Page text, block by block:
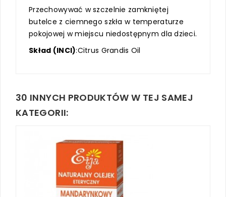
Przechowywać w szczelnie zamkniętej
butelce z ciemnego szkła w temperaturze
pokojowej w miejscu niedostępnym dla dzieci.
Skład (INCI):Citrus Grandis Oil
30 INNYCH PRODUKTÓW W TEJ SAMEJ
KATEGORII: